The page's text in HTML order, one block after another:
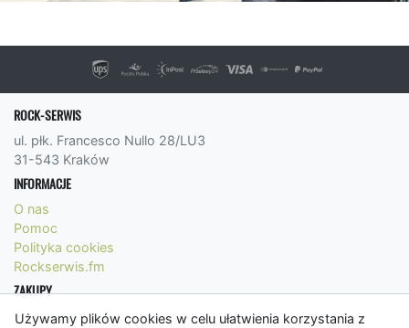
Używamy plików cookies w celu ułatwienia korzystania z
ROCK-SERWIS
ul. płk. Francesco Nullo 28/LU3
31-543 Kraków
INFORMACJE
O nas
Pomoc
Polityka cookies
Rockserwis.fm
ZAKUPY
Formy płatności